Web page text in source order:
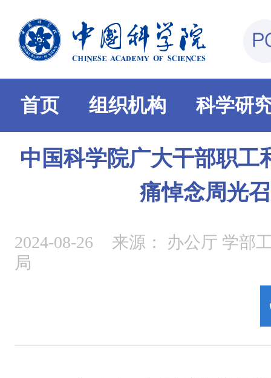
首页 组织机构 科学研
中国科学院广大干部职工
痛悼念周光
2024-08-26 来源： 办公厅 学部
局